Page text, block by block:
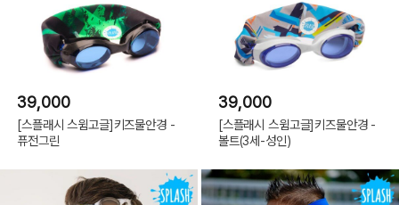
39,000
[스플래시 스윔고글]키즈물안경 -
퓨전그린
39,000
[스플래시 스윔고글]키즈물안경 -
볼트(3세-성인)